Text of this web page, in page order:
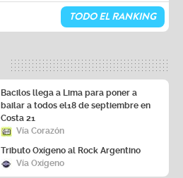
TODO EL RANKING
Bacilos llega a Lima para poner a
bailar a todos el18 de septiembre en
Costa 21
Vía Corazón
Tributo Oxígeno al Rock Argentino
Vía Oxígeno